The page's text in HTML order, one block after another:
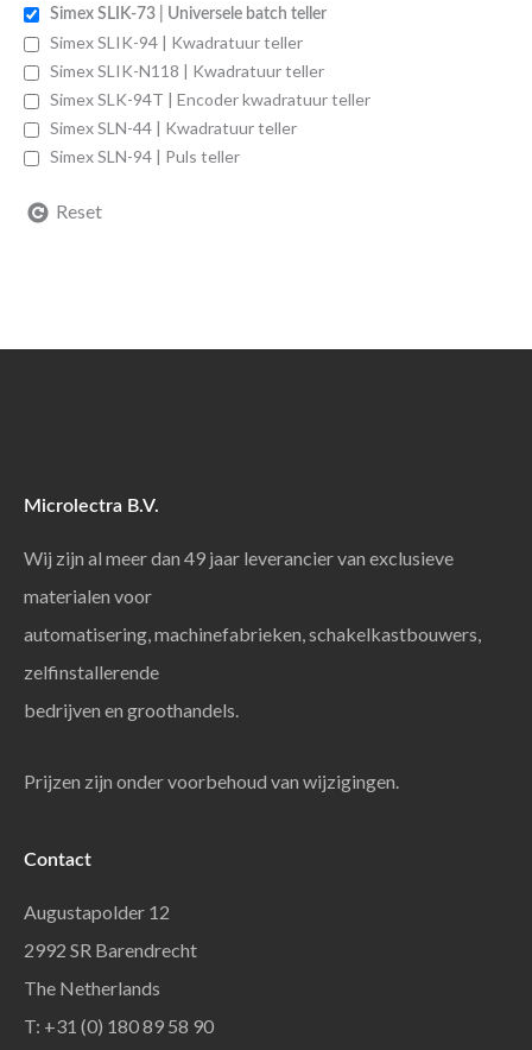
Simex SLIK-73 | Universele batch teller
Simex SLIK-94 | Kwadratuur teller
Simex SLIK-N118 | Kwadratuur teller
Simex SLK-94T | Encoder kwadratuur teller
Simex SLN-44 | Kwadratuur teller
Simex SLN-94 | Puls teller
Reset
Microlectra B.V.
Wij zijn al meer dan 49 jaar leverancier van exclusieve
materialen voor
automatisering, machinefabrieken, schakelkastbouwers,
zelfinstallerende
bedrijven en groothandels.
Prijzen zijn onder voorbehoud van wijzigingen.
Contact
Augustapolder 12
2992 SR Barendrecht
The Netherlands
T: +31 (0) 180 89 58 90